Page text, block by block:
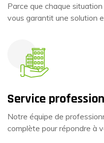
Parce que chaque
vous garantit une solution
Service
Notre équipe de
complète pour répondre à